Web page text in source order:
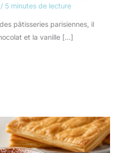
/ 5 minutes de lecture
pâtisseries parisiennes, il
et la vanille […]